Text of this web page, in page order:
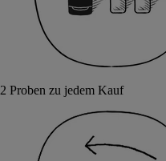
2 Proben zu jedem Kauf